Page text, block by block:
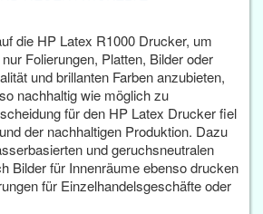
die HP Latex R1000 Drucker, um
Folierungen, Platten, Bilder oder
und brillanten Farben anzubieten,
nachhaltig wie möglich zu
für den HP Latex Drucker fiel
der nachhaltigen Produktion. Dazu
und geruchsneutralen
Bilder für Innenräume ebenso drucken
für Einzelhandelsgeschäfte oder